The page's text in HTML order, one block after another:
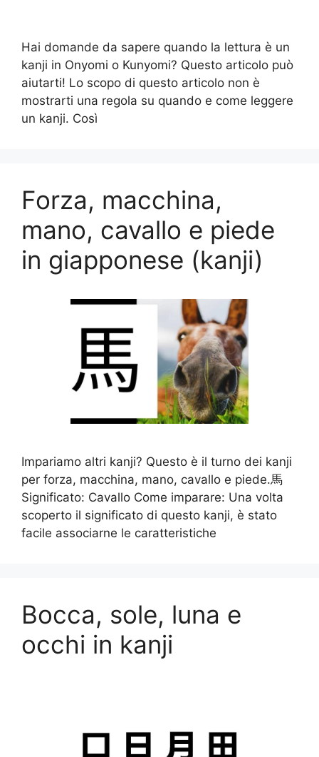
Hai domande da sapere quando la lettura è un
kanji in Onyomi o Kunyomi? Questo articolo può
aiutarti! Lo scopo di questo articolo non è
mostrarti una regola su quando e come leggere
un kanji. Così
Forza, macchina,
mano, cavallo e piede
in giapponese (kanji)
Impariamo altri kanji? Questo è il turno dei kanji
per forza, macchina, mano, cavallo e piede.馬
Significato: Cavallo Come imparare: Una volta
scoperto il significato di questo kanji, è stato
facile associarne le caratteristiche
Bocca, sole, luna e
occhi in kanji